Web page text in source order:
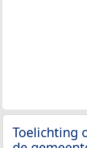
Toelichting